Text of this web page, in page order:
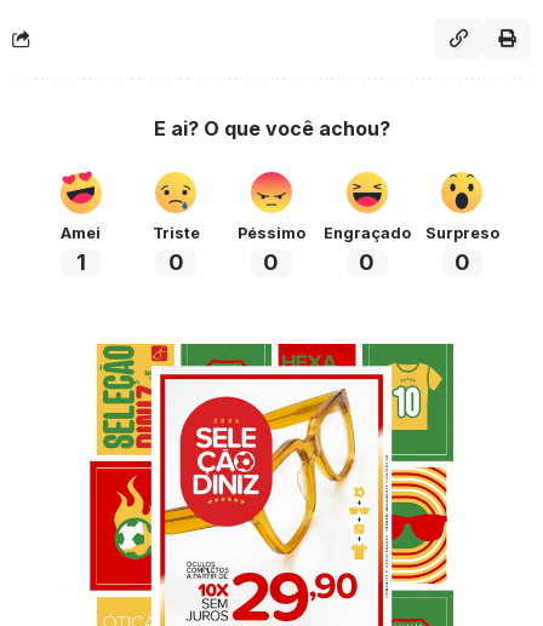
E ai? O que você achou?
Amei
1
Triste
0
Péssimo
0
Engraçado
0
Surpreso
0